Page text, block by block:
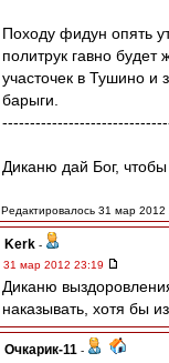
Походу фидун опять
политрук гавно будет
участочек в Тушино и
барыги.
Диканю дай Бог,
Редактировалось 31 мар 2012
Kerk -
31 мар 2012 23:19
Диканю
наказывать, хотя бы
Очкарик-11 -